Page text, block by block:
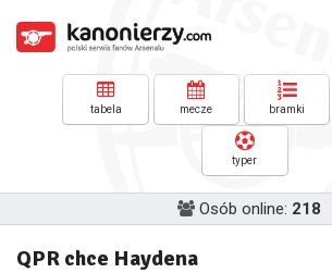
tabela mecze bramki
typer
Osób online: 218
QPR chce Haydena